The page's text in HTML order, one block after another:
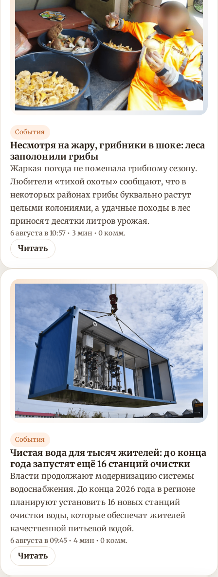
События
Несмотря на жару, грибники в шоке: леса
заполонили грибы
Жаркая погода не помешала грибному сезону.
Любители «тихой охоты» сообщают, что в
некоторых районах грибы буквально растут
целыми колониями, а удачные походы в лес
приносят десятки литров урожая.
6 августа в 10:57 • 3 мин • 0 комм.
Читать
События
Чистая вода для тысяч жителей: до конца
года запустят ещё 16 станций очистки
Власти продолжают модернизацию системы
водоснабжения. До конца 2026 года в регионе
планируют установить 16 новых станций
очистки воды, которые обеспечат жителей
качественной питьевой водой.
6 августа в 09:45 • 4 мин • 0 комм.
Читать